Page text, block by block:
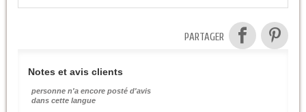
PARTAGER
Notes et avis clients
personne n'a encore posté d'avis
dans cette langue